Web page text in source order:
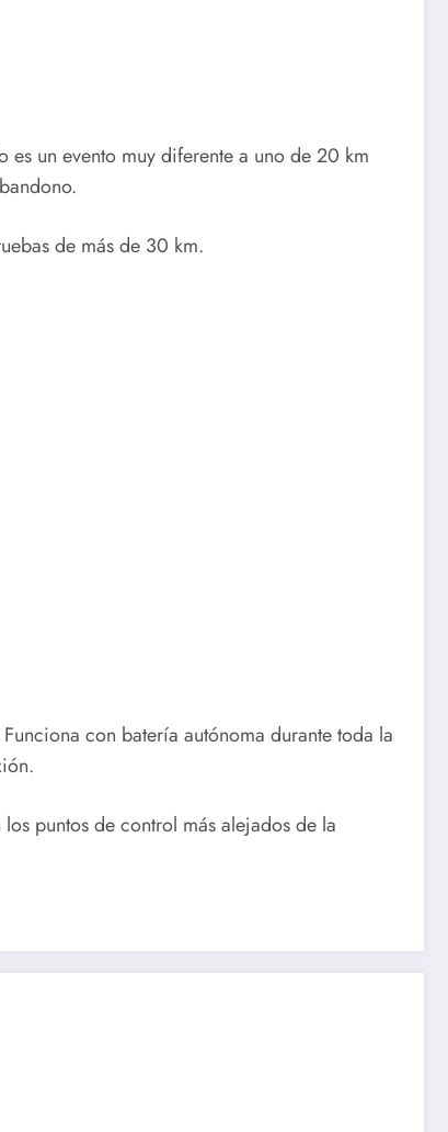
un evento muy diferente a uno de 20 km
de más de 30 km.
con batería autónoma durante toda la
puntos de control más alejados de la